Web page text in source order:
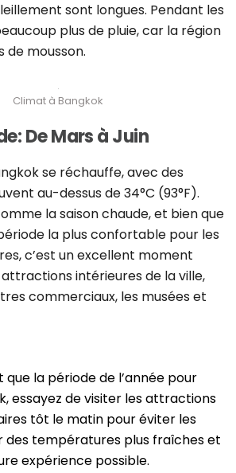
sont longues. Pendant les
plus de pluie, car la région
de mousson.
Climat à Bangkok
De Mars à Juin
se réchauffe, avec des
au-dessus de 34°C (93°F).
la saison chaude, et bien que
la plus confortable pour les
c’est un excellent moment
intérieures de la ville,
commerciaux, les musées et
la période de l’année pour
essayez de visiter les attractions
tôt le matin pour éviter les
des températures plus fraîches et
expérience possible.